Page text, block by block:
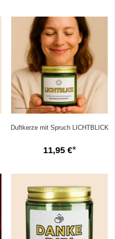
Duftkerze mit Spruch LICHTBLICK
11,95 €